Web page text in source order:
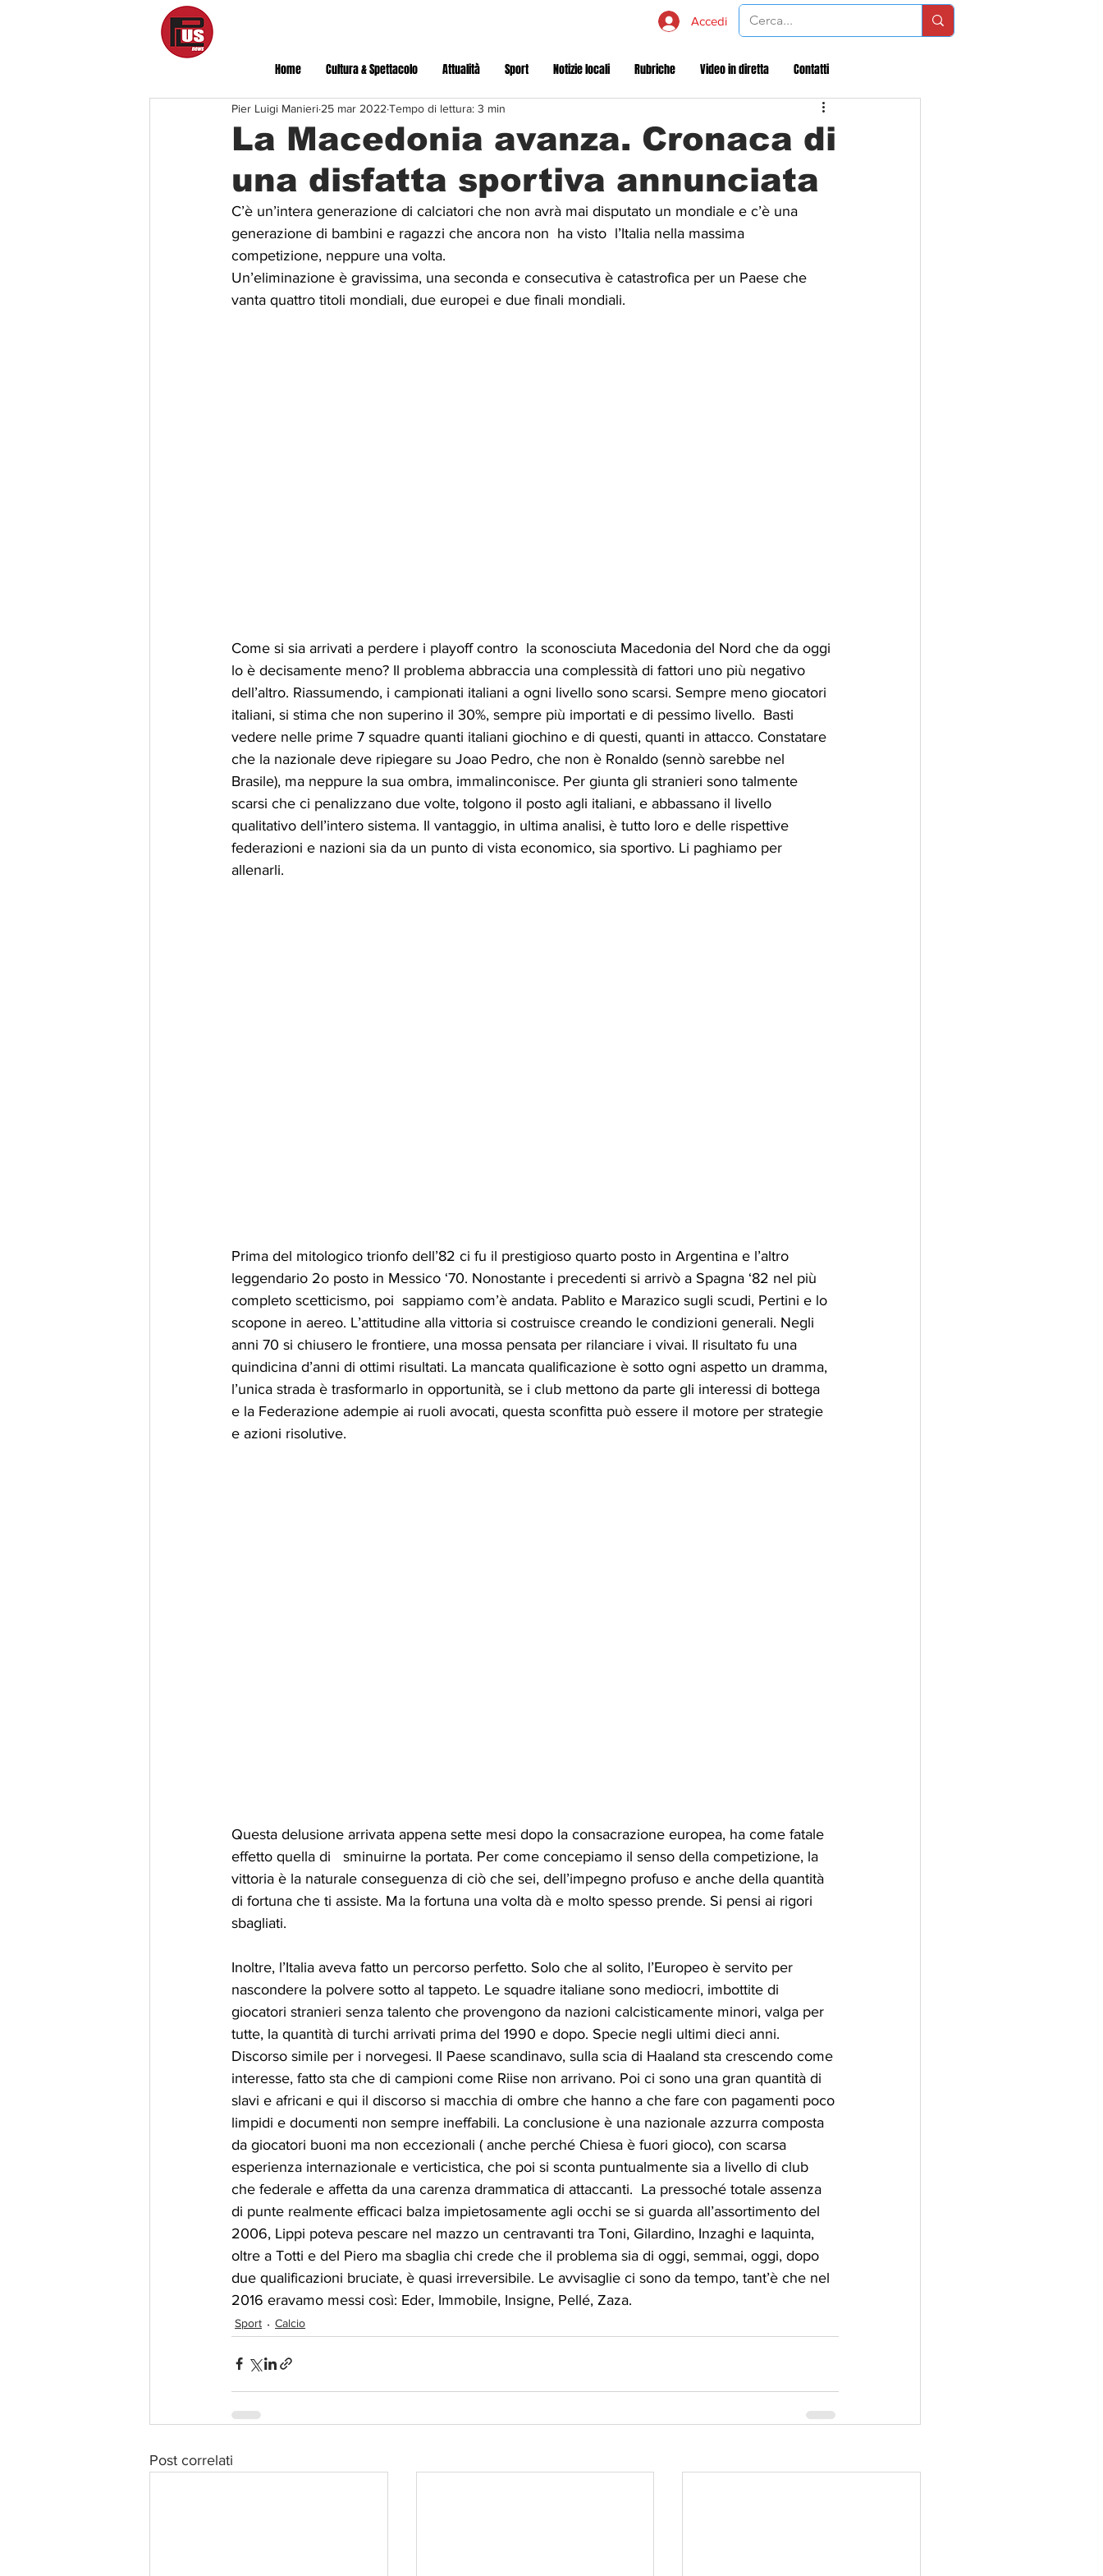
Accedi
Home Cultura & Spettacolo Attualità Sport Notizie locali Rubriche Video in diretta Contatti
La Macedonia avanza. Cronaca di
una disfatta sportiva annunciata
Pier Luigi Manieri 25 mar 2022 Tempo di lettura: 3 min
C’è un’intera generazione di calciatori che non avrà mai disputato un mondiale e c’è una
generazione di bambini e ragazzi che ancora non  ha visto  l’Italia nella massima
competizione, neppure una volta.
Un’eliminazione è gravissima, una seconda e consecutiva è catastrofica per un Paese che
vanta quattro titoli mondiali, due europei e due finali mondiali.
Come si sia arrivati a perdere i playoff contro  la sconosciuta Macedonia del Nord che da oggi
lo è decisamente meno? Il problema abbraccia una complessità di fattori uno più negativo
dell’altro. Riassumendo, i campionati italiani a ogni livello sono scarsi. Sempre meno giocatori
italiani, si stima che non superino il 30%, sempre più importati e di pessimo livello.  Basti
vedere nelle prime 7 squadre quanti italiani giochino e di questi, quanti in attacco. Constatare
che la nazionale deve ripiegare su Joao Pedro, che non è Ronaldo (sennò sarebbe nel
Brasile), ma neppure la sua ombra, immalinconisce. Per giunta gli stranieri sono talmente
scarsi che ci penalizzano due volte, tolgono il posto agli italiani, e abbassano il livello
qualitativo dell’intero sistema. Il vantaggio, in ultima analisi, è tutto loro e delle rispettive
federazioni e nazioni sia da un punto di vista economico, sia sportivo. Li paghiamo per
allenarli.
Prima del mitologico trionfo dell’82 ci fu il prestigioso quarto posto in Argentina e l’altro
leggendario 2o posto in Messico ‘70. Nonostante i precedenti si arrivò a Spagna ‘82 nel più
completo scetticismo, poi  sappiamo com’è andata. Pablito e Marazico sugli scudi, Pertini e lo
scopone in aereo. L’attitudine alla vittoria si costruisce creando le condizioni generali. Negli
anni 70 si chiusero le frontiere, una mossa pensata per rilanciare i vivai. Il risultato fu una
quindicina d’anni di ottimi risultati. La mancata qualificazione è sotto ogni aspetto un dramma,
l’unica strada è trasformarlo in opportunità, se i club mettono da parte gli interessi di bottega
e la Federazione adempie ai ruoli avocati, questa sconfitta può essere il motore per strategie
e azioni risolutive.
Questa delusione arrivata appena sette mesi dopo la consacrazione europea, ha come fatale
effetto quella di   sminuirne la portata. Per come concepiamo il senso della competizione, la
vittoria è la naturale conseguenza di ciò che sei, dell’impegno profuso e anche della quantità
di fortuna che ti assiste. Ma la fortuna una volta dà e molto spesso prende. Si pensi ai rigori
sbagliati.
Inoltre, l’Italia aveva fatto un percorso perfetto. Solo che al solito, l’Europeo è servito per
nascondere la polvere sotto al tappeto. Le squadre italiane sono mediocri, imbottite di
giocatori stranieri senza talento che provengono da nazioni calcisticamente minori, valga per
tutte, la quantità di turchi arrivati prima del 1990 e dopo. Specie negli ultimi dieci anni.
Discorso simile per i norvegesi. Il Paese scandinavo, sulla scia di Haaland sta crescendo come
interesse, fatto sta che di campioni come Riise non arrivano. Poi ci sono una gran quantità di
slavi e africani e qui il discorso si macchia di ombre che hanno a che fare con pagamenti poco
limpidi e documenti non sempre ineffabili. La conclusione è una nazionale azzurra composta
da giocatori buoni ma non eccezionali ( anche perché Chiesa è fuori gioco), con scarsa
esperienza internazionale e verticistica, che poi si sconta puntualmente sia a livello di club
che federale e affetta da una carenza drammatica di attaccanti.  La pressoché totale assenza
di punte realmente efficaci balza impietosamente agli occhi se si guarda all’assortimento del
2006, Lippi poteva pescare nel mazzo un centravanti tra Toni, Gilardino, Inzaghi e Iaquinta,
oltre a Totti e del Piero ma sbaglia chi crede che il problema sia di oggi, semmai, oggi, dopo
due qualificazioni bruciate, è quasi irreversibile. Le avvisaglie ci sono da tempo, tant’è che nel
2016 eravamo messi così: Eder, Immobile, Insigne, Pellé, Zaza.
Sport Calcio
Post correlati